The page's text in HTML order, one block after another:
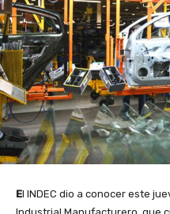
El INDEC dio a conocer este